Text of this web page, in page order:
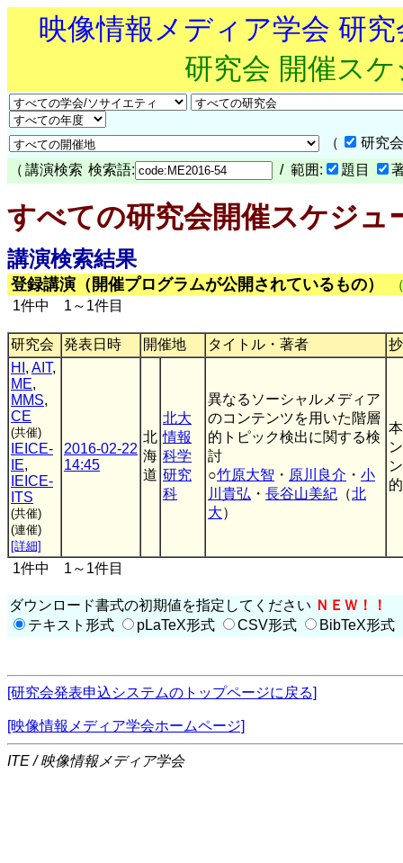
映像情報メディア学会 研
研究会 開催ス
（
研究
（ 講演検索 検索語: / 範囲: 題目
すべての研究会開催スケジュ
講演検索結果
登録講演（開催プログラムが公開されているもの）
1件中 1～1件目
研究会 発表日時 開催地 タイトル・著者
HI , AIT,
ME,
MMS,
CE
(共催)
IEICE-
IE,
IEICE-
ITS
(共催)
(連催)
[詳細]
2016-02-22
14:45
北
海
道
北大
情報
科学
研究
科
異なるソーシャルメディア
のコンテンツを用いた階層
的トピック検出に関する検
討
○竹原大智 ・ 原川良介 ・ 小
川貴弘 ・ 長谷山美紀 （北
大）
1件中 1～1件目
ダウンロード書式の初期値を指定してください ＮＥＷ！！
テキスト形式
pLaTeX形式 CSV形式 BibTeX形式
[研究会発表申込システムのトップページに戻る]
[映像情報メディア学会ホームページ]
ITE / 映像情報メディア学会